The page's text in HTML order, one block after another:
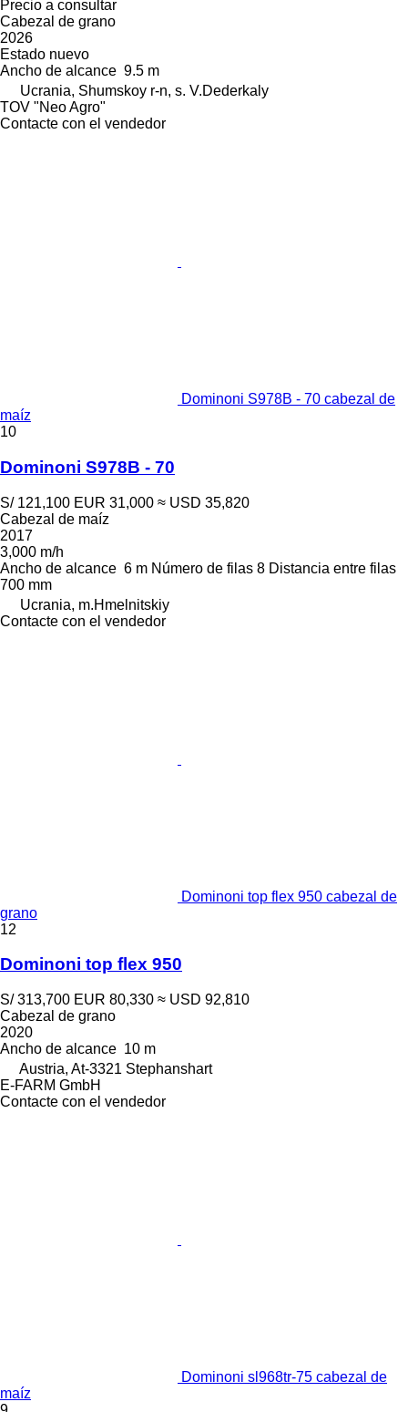
Precio a consultar
Cabezal de grano
2026
Estado nuevo
Ancho de alcance 9.5 m
Ucrania, Shumskoy r-n, s. V.Dederkaly
TOV "Neo Agro"
Contacte con el vendedor
Dominoni S978B - 70 cabezal de
maíz
10
Dominoni S978B - 70
S/ 121,100 EUR 31,000 ≈ USD 35,820
Cabezal de maíz
2017
3,000 m/h
Ancho de alcance 6 m Número de filas 8 Distancia entre filas
700 mm
Ucrania, m.Hmelnitskiy
Contacte con el vendedor
Dominoni top flex 950 cabezal de
grano
12
Dominoni top flex 950
S/ 313,700 EUR 80,330 ≈ USD 92,810
Cabezal de grano
2020
Ancho de alcance 10 m
Austria, At-3321 Stephanshart
E-FARM GmbH
Contacte con el vendedor
Dominoni sl968tr-75 cabezal de
maíz